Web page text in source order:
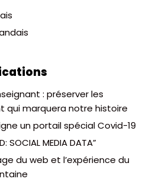
: préserver les
qui marquera notre histoire
un portail spécial Covid-19
SOCIAL MEDIA DATA”
du web et l’expérience du